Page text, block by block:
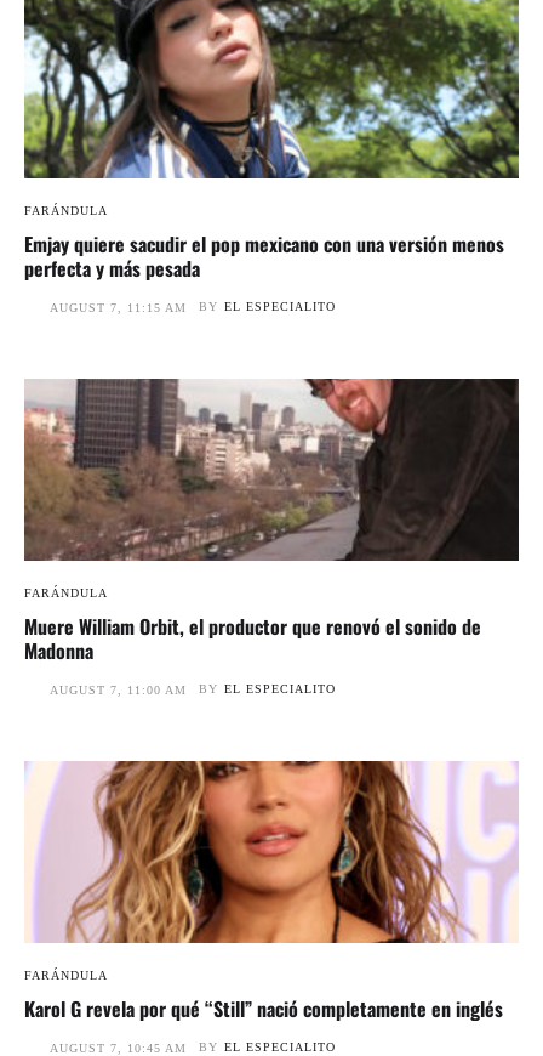
FARÁNDULA
Emjay quiere sacudir el pop mexicano con una versión menos
perfecta y más pesada
AUGUST 7, 11:15 AM BY EL ESPECIALITO
FARÁNDULA
Muere William Orbit, el productor que renovó el sonido de
Madonna
AUGUST 7, 11:00 AM BY EL ESPECIALITO
FARÁNDULA
Karol G revela por qué “Still” nació completamente en inglés
AUGUST 7, 10:45 AM BY EL ESPECIALITO